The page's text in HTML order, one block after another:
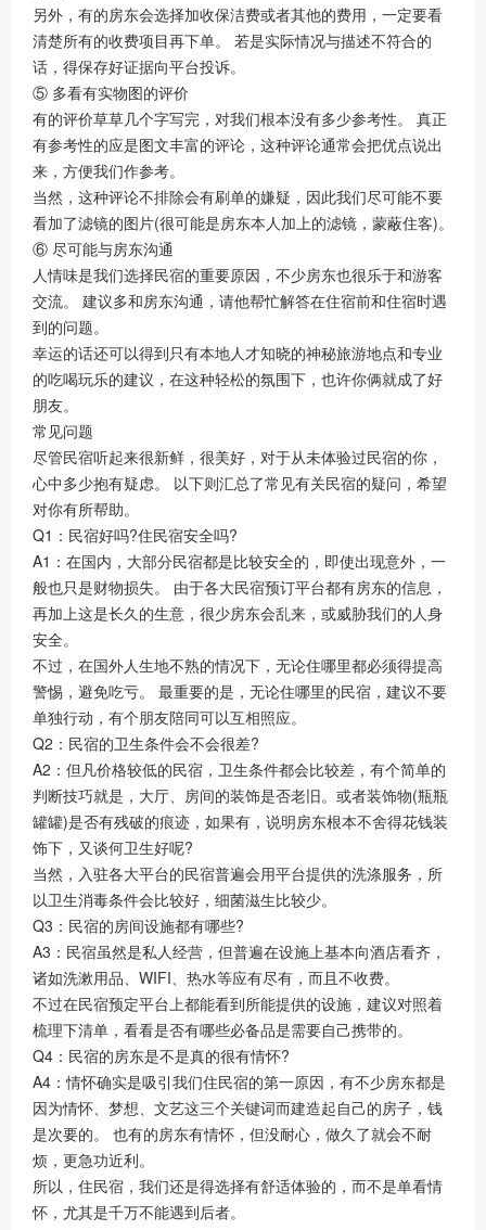
另外，有的房东会选择加收保洁费或者其他的费用，一定要看
清楚所有的收费项目再下单。 若是实际情况与描述不符合的
话，得保存好证据向平台投诉。
⑤ 多看有实物图的评价
有的评价草草几个字写完，对我们根本没有多少参考性。 真正
有参考性的应是图文丰富的评论，这种评论通常会把优点说出
来，方便我们作参考。
当然，这种评论不排除会有刷单的嫌疑，因此我们尽可能不要
看加了滤镜的图片(很可能是房东本人加上的滤镜，蒙蔽住客)。
⑥ 尽可能与房东沟通
人情味是我们选择民宿的重要原因，不少房东也很乐于和游客
交流。 建议多和房东沟通，请他帮忙解答在住宿前和住宿时遇
到的问题。
幸运的话还可以得到只有本地人才知晓的神秘旅游地点和专业
的吃喝玩乐的建议，在这种轻松的氛围下，也许你俩就成了好
朋友。
常见问题
尽管民宿听起来很新鲜，很美好，对于从未体验过民宿的你，
心中多少抱有疑虑。 以下则汇总了常见有关民宿的疑问，希望
对你有所帮助。
Q1：民宿好吗?住民宿安全吗?
A1：在国内，大部分民宿都是比较安全的，即使出现意外，一
般也只是财物损失。 由于各大民宿预订平台都有房东的信息，
再加上这是长久的生意，很少房东会乱来，或威胁我们的人身
安全。
不过，在国外人生地不熟的情况下，无论住哪里都必须得提高
警惕，避免吃亏。 最重要的是，无论住哪里的民宿，建议不要
单独行动，有个朋友陪同可以互相照应。
Q2：民宿的卫生条件会不会很差?
A2：但凡价格较低的民宿，卫生条件都会比较差，有个简单的
判断技巧就是，大厅、房间的装饰是否老旧。或者装饰物(瓶瓶
罐罐)是否有残破的痕迹，如果有，说明房东根本不舍得花钱装
饰下，又谈何卫生好呢?
当然，入驻各大平台的民宿普遍会用平台提供的洗涤服务，所
以卫生消毒条件会比较好，细菌滋生比较少。
Q3：民宿的房间设施都有哪些?
A3：民宿虽然是私人经营，但普遍在设施上基本向酒店看齐，
诸如洗漱用品、WIFI、热水等应有尽有，而且不收费。
不过在民宿预定平台上都能看到所能提供的设施，建议对照着
梳理下清单，看看是否有哪些必备品是需要自己携带的。
Q4：民宿的房东是不是真的很有情怀?
A4：情怀确实是吸引我们住民宿的第一原因，有不少房东都是
因为情怀、梦想、文艺这三个关键词而建造起自己的房子，钱
是次要的。 也有的房东有情怀，但没耐心，做久了就会不耐
烦，更急功近利。
所以，住民宿，我们还是得选择有舒适体验的，而不是单看情
怀，尤其是千万不能遇到后者。